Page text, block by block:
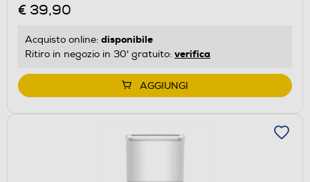
€ 39,90
Acquisto online: disponibile
Ritiro in negozio in 30' gratuito: verifica
AGGIUNGI